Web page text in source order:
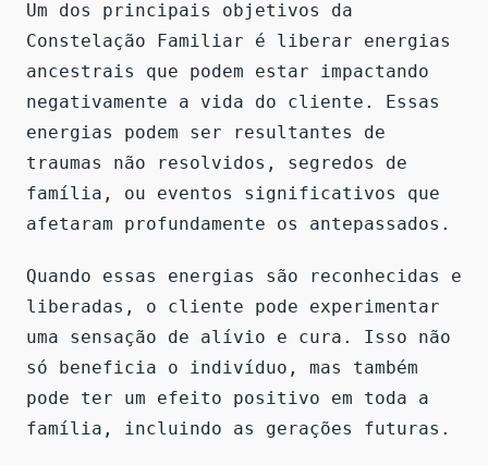
Um dos principais objetivos da
Constelação Familiar é liberar energias
ancestrais que podem estar impactando
negativamente a vida do cliente. Essas
energias podem ser resultantes de
traumas não resolvidos, segredos de
família, ou eventos significativos que
afetaram profundamente os antepassados.
Quando essas energias são reconhecidas e
liberadas, o cliente pode experimentar
uma sensação de alívio e cura. Isso não
só beneficia o indivíduo, mas também
pode ter um efeito positivo em toda a
família, incluindo as gerações futuras.